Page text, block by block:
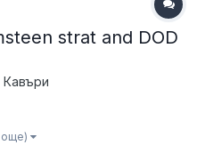
strat and DOD
Кавъри
още)